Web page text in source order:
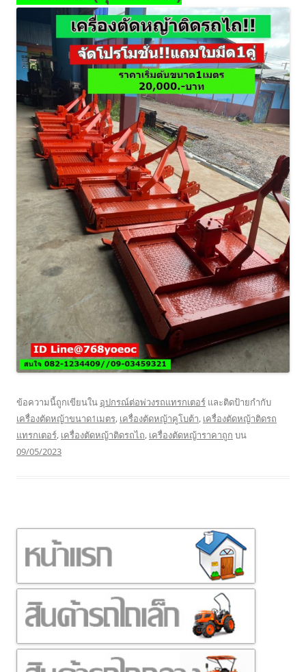
ข้อความนี้ถูกเขียนใน อุปกรณ์ต่อพ่วงรถแทรกเตอร์ และติดป้ายกำกับ
เครื่องตัดหญ้าขนาด1เมตร, เครื่องตัดหญ้าคูโบต้า, เครื่องตัดหญ้าติดรถ
แทรกเตอร์, เครื่องตัดหญ้าติดรถไถ, เครื่องตัดหญ้าราคาถูก บน
09/05/2023